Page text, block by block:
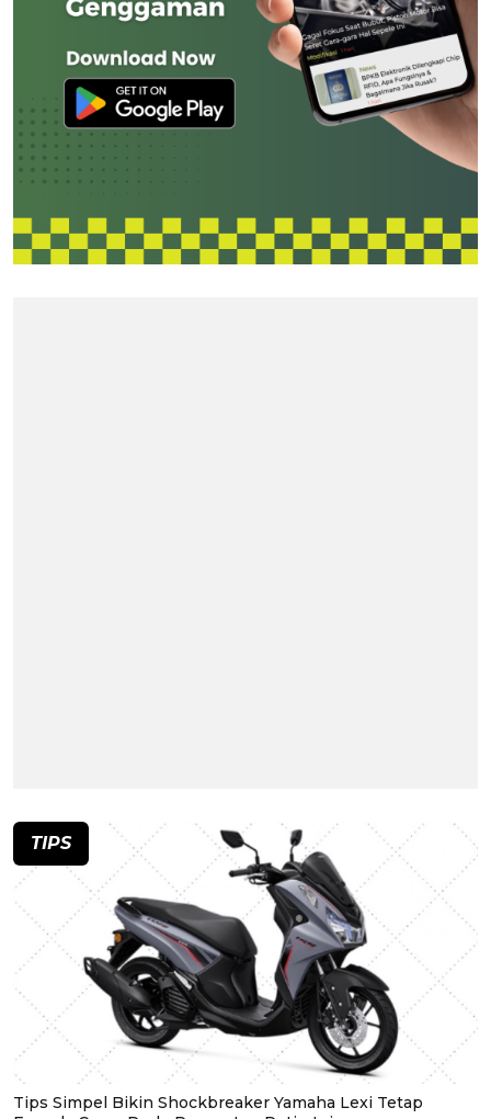
TIPS
Tips Simpel Bikin Shockbreaker Yamaha Lexi Tetap